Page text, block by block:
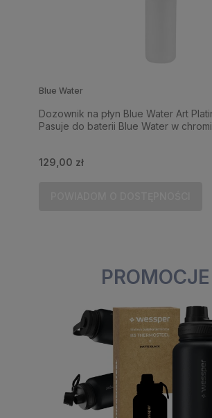
Blue Water
Dozownik na płyn Blue Water Art
Pasuje do baterii Blue Water w
129,00 zł
PROMOCJE